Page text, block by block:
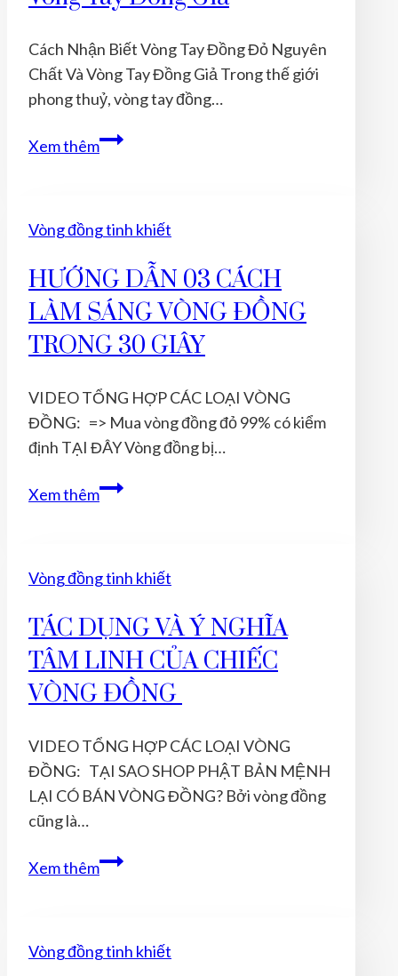
Tuần
Hoàn
Khi
Đeo
Vòng
Tay
Cách Nhận Biết Vòng Tay Đồng Đỏ Nguyên
Chất Và Vòng Tay Đồng Giả Trong thế giới
phong thuỷ, vòng tay đồng…
Xem thêmCách
Tay
Đỏ
Nguyên
Chất
Và
Vòng
Tay
Đồng
Vòng đồng tinh khiết
HƯỚNG DẪN 03 CÁCH
LÀM SÁNG VÒNG ĐỒNG
TRONG 30 GIÂY
VIDEO TỔNG HỢP CÁC LOẠI VÒNG
ĐỒNG: => Mua vòng đồng đỏ 99% có kiểm
định TẠI ĐÂY Vòng đồng bị…
Xem thêmHƯỚNG
LÀM
VÒNG
ĐỒNG
TRONG
30
GIÂY
Vòng đồng tinh khiết
TÁC DỤNG VÀ Ý NGHĨA
TÂM LINH CỦA CHIẾC
VÒNG ĐỒNG
VIDEO TỔNG HỢP CÁC LOẠI VÒNG
ĐỒNG: TẠI SAO SHOP PHẬT BẢN MỆNH
LẠI CÓ BÁN VÒNG ĐỒNG? Bởi vòng đồng
cũng là…
Xem thêmTÁC
NGHĨA
Vòng đồng tinh khiết